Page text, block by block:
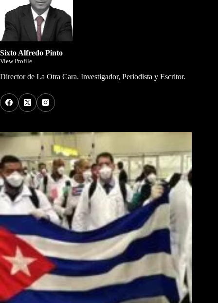
Sixto Alfredo Pinto
View Profile
Director de La Otra Cara. Investigador, Periodista y Escritor.